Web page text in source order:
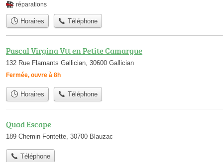
réparations
Horaires Téléphone
Pascal Virgina Vtt en Petite Camargue
132 Rue Flamants Gallician, 30600 Gallician
Fermée, ouvre à 8h
Horaires Téléphone
Quad Escape
189 Chemin Fontette, 30700 Blauzac
Téléphone